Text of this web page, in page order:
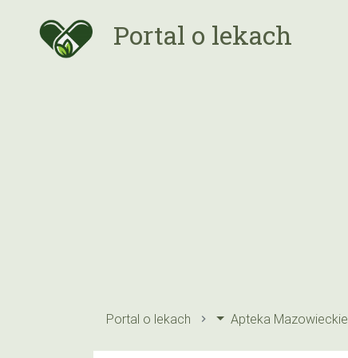
Portal o lekach
Portal o lekach Apteka Mazowieckie